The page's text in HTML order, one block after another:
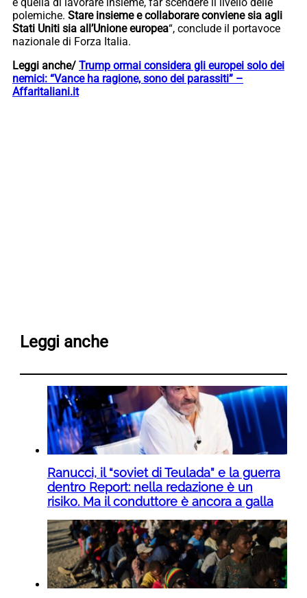
polemiche. Stare insieme e collaborare conviene sia agli
Stati Uniti sia all’Unione europea“, conclude il portavoce
nazionale di Forza Italia.
Leggi anche/ Trump ormai considera gli europei solo dei
nemici: “Vance ha ragione, sono dei parassiti” –
Affaritaliani.it
Leggi anche
Ranucci, il “soviet di Teulada” e la guerra
dentro Report: nella redazione è un
risiko. Ma il conduttore è ancora a galla